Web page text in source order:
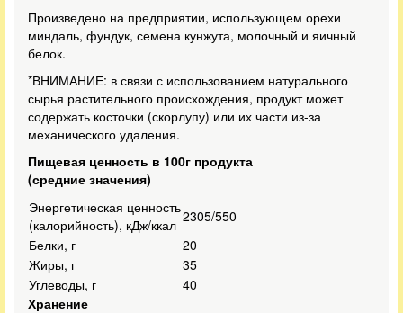
Произведено на предприятии, использующем орехи
миндаль, фундук, семена кунжута, молочный и яичный
белок.
*ВНИМАНИЕ: в связи с использованием натурального
сырья растительного происхождения, продукт может
содержать косточки (скорлупу) или их части из-за
механического удаления.
Пищевая ценность в 100г продукта
(средние значения)
Энергетическая ценность
(калорийность), кДж/ккал 2305/550
Белки, г
20
Жиры, г
35
Углеводы, г
40
Хранение